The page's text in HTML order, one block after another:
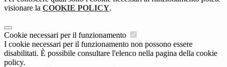
visionare la COOKIE POLICY.
Cookie necessari per il funzionamento
I cookie necessari per il funzionamento non possono essere
disabilitati. È possibile consultare l'elenco nella pagina della cookie
policy.